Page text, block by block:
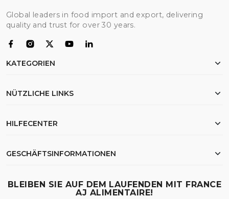
Global leaders in food import and export, delivering
quality and trust for over 30 years.
KATEGORIEN
Mehl
Rindfleisch
Weizen
NÜTZLICHE LINKS
Über uns
FAQ
HILFECENTER
Wunschliste
Kontakt
GESCHÄFTSINFORMATIONEN
Rufen Sie uns an:(+855) 010 30 83 30 / 011 30 83 30
BLEIBEN SIE AUF DEM LAUFENDEN MIT FRANCE
AJ ALIMENTAIRE!